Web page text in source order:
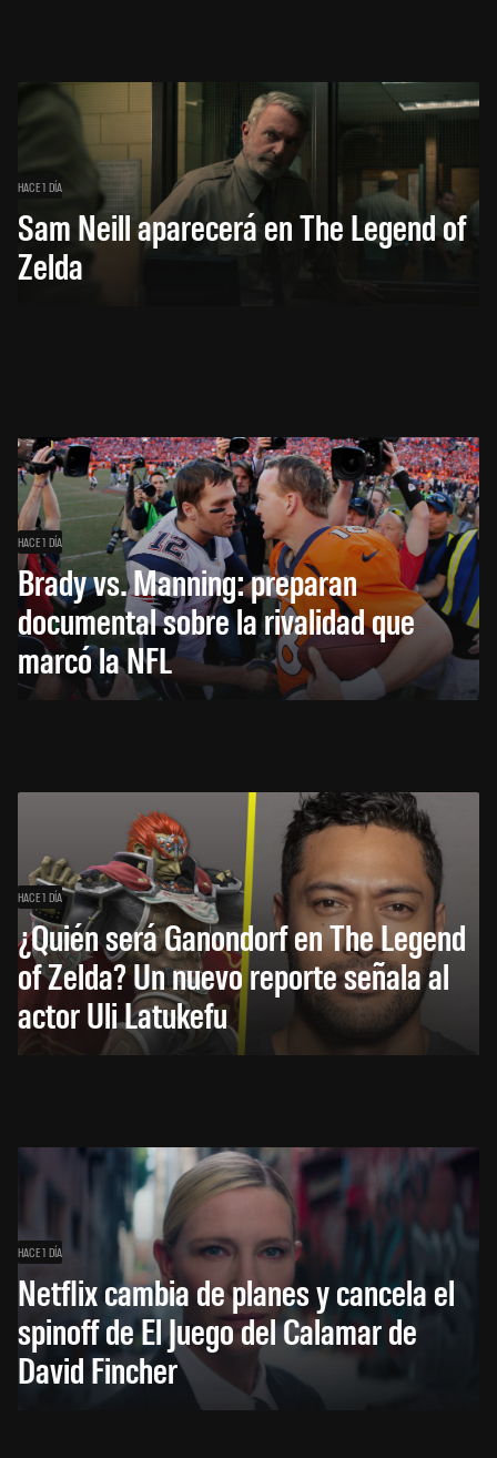
HACE 1 DÍA
Sam Neill aparecerá en The Legend of
Zelda
HACE 1 DÍA
Brady vs. Manning: preparan
documental sobre la rivalidad que
marcó la NFL
HACE 1 DÍA
¿Quién será Ganondorf en The Legend
of Zelda? Un nuevo reporte señala al
actor Uli Latukefu
HACE 1 DÍA
Netflix cambia de planes y cancela el
spinoff de El Juego del Calamar de
David Fincher